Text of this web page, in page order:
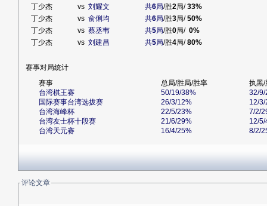
丁少杰
vs 刘耀文 共6局/胜2局/33%
丁少杰
vs 俞俐均 共6局/胜3局/50%
丁少杰
vs 蔡丞韦 共5局/胜0局/0%
丁少杰
vs 刘建昌 共5局/胜4局/80%
赛事对局统计
赛事
总局/胜局/胜率
执黑/
台湾棋王赛
50/19/38%
32/9/
国际赛事台湾选拔赛
26/3/12%
12/
台湾海峰杯
22/5/23%
7/2/
台湾友士杯十段赛
21/6/29%
12/
台湾天元赛
16/4/25% 8/2/
评论文章